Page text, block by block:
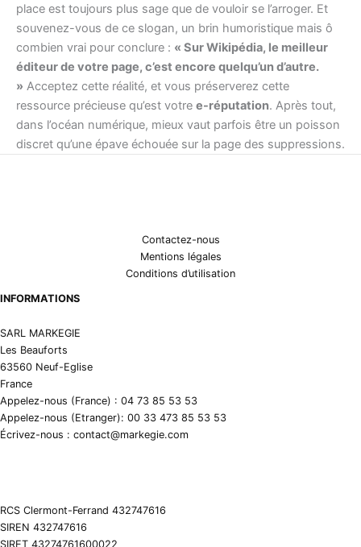
place est toujours plus sage que de vouloir se l’arroger. Et
souvenez-vous de ce slogan, un brin humoristique mais ô
combien vrai pour conclure : « Sur Wikipédia, le meilleur
éditeur de votre page, c’est encore quelqu’un d’autre.
» Acceptez cette réalité, et vous préserverez cette
ressource précieuse qu’est votre e-réputation. Après tout,
dans l’océan numérique, mieux vaut parfois être un poisson
discret qu’une épave échouée sur la page des suppressions.
Contactez-nous
Mentions légales
Conditions d’utilisation
INFORMATIONS
SARL MARKEGIE
Les Beauforts
63560 Neuf-Eglise
France
Appelez-nous (France) : 04 73 85 53 53
Appelez-nous (Etranger): 00 33 473 85 53 53
Écrivez-nous : contact@markegie.com
RCS Clermont-Ferrand 432747616
SIREN 432747616
SIRET 43274761600022